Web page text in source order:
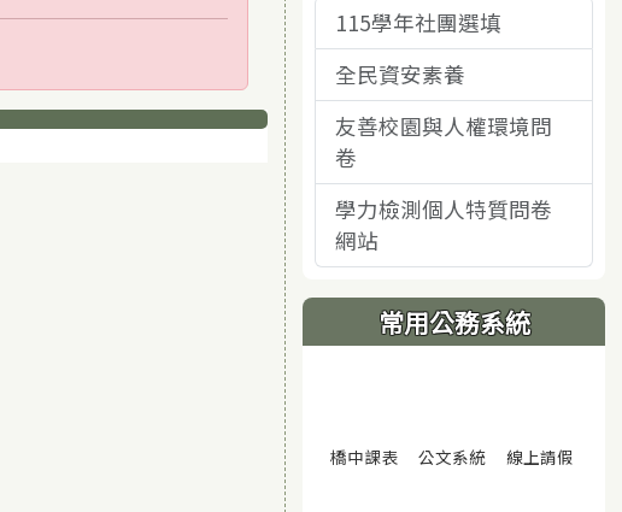
115學年社團選填
全民資安素養
友善校園與人權環境問
卷
學力檢測個人特質問卷
網站
常用公務系統
橋中課表(另開視窗)
公文系統(另開視窗)
線上請假